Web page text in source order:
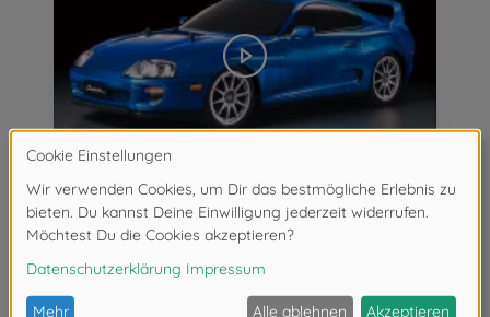
1:10 RC Toyota Supra (JZA80) BT-01 2WD